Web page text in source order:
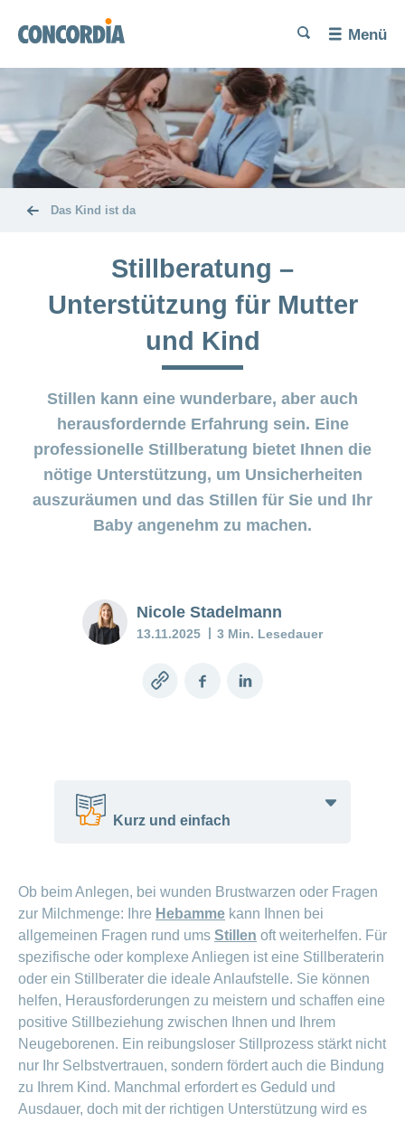
Kinderwunsch
Unerfüllter
Kinderwunsch
Schwangerschaft
und
Geburt
Ernährung
und
Fehlgeburt
Geburt
Schwangerschaftsbeschwerden
Pränataldiagnostik
Versicherung
Das
Kind
Rückbildung
nach der
Depression:
Wenn das
Stimmungstief
anhält
Babyblues:
Was tun?
Vorteile
Wochenbett
– die
wichtige
Zeit nach
der Geburt
Schreibaby:
Holen Sie
sich Hilfe
Leistungen
Kostenübernahme
Kostenübernahme
Sprache
SucheSuche
Suche
Suche
Suche Menü
Das Kind ist da
Stillberatung –
Unterstützung für Mutter
und Kind
Stillen kann eine wunderbare, aber auch
herausfordernde Erfahrung sein. Eine
professionelle Stillberatung bietet Ihnen die
nötige Unterstützung, um Unsicherheiten
auszuräumen und das Stillen für Sie und Ihr
Baby angenehm zu machen.
Nicole Stadelmann
13.11.2025 3 Min. Lesedauer
Copy
FacebookLinkedIn
Kurz und einfach
Stillen ist manchmal schwierig für Mutter
und Baby.
Eine Stillberatung hilft bei Fragen und
Problemen.
Stillberaterinnen haben viel Wissen und
Erfahrung.
Sie zeigen zum Beispiel eine gute
Stillhaltung.
Die Krankenkasse bezahlt bis zu 3
Beratungen.
Ob beim Anlegen, bei wunden Brustwarzen oder Fragen
zur Milchmenge: Ihre Hebamme kann Ihnen bei
allgemeinen Fragen rund ums Stillen oft weiterhelfen. Für
spezifische oder komplexe Anliegen ist eine Stillberaterin
oder ein Stillberater die ideale Anlaufstelle. Sie können
helfen, Herausforderungen zu meistern und schaffen eine
positive Stillbeziehung zwischen Ihnen und Ihrem
Neugeborenen. Ein reibungsloser Stillprozess stärkt nicht
nur Ihr Selbstvertrauen, sondern fördert auch die Bindung
zu Ihrem Kind. Manchmal erfordert es Geduld und
Ausdauer, doch mit der richtigen Unterstützung wird es